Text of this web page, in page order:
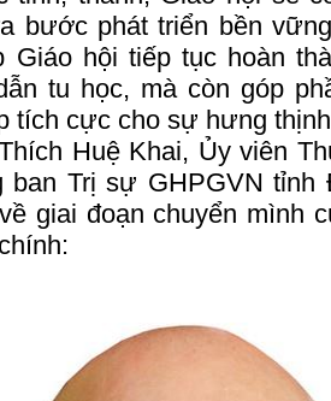
bước phát triển bền
Giáo hội tiếp tục hoàn
tu học, mà còn góp
tích cực cho sự hưng
Huệ Khai, Ủy viên
ban Trị sự GHPGVN tỉnh
giai đoạn chuyển mình